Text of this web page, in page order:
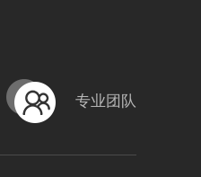
专业团队